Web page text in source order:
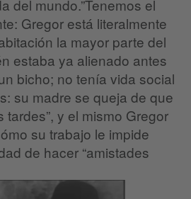
del mundo.”Tenemos el
Gregor está literalmente
la mayor parte del
estaba ya alienado antes
bicho; no tenía vida social
su madre se queja de que
tardes”, y el mismo Gregor
su trabajo le impide
de hacer “amistades